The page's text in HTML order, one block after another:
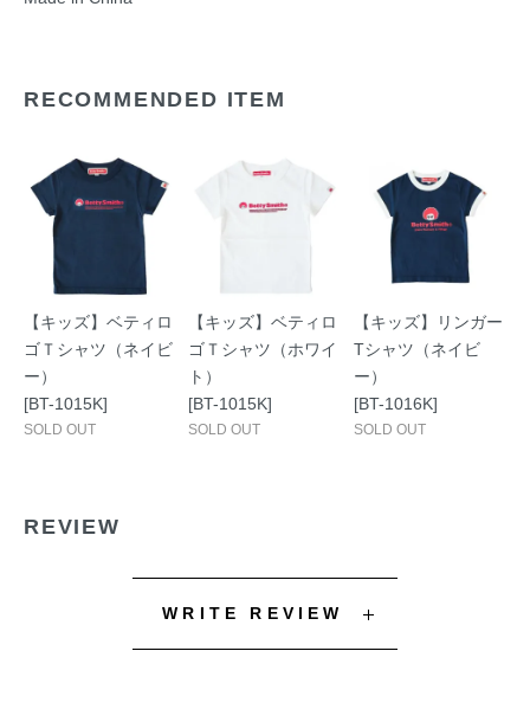
RECOMMENDED ITEM
【キッズ】ベティロ
ゴＴシャツ（ネイビ
ー）
[BT-1015K]
SOLD OUT
【キッズ】ベティロ
ゴＴシャツ（ホワイ
ト）
[BT-1015K]
SOLD OUT
【キッズ】リンガー
Tシャツ（ネイビ
ー）
[BT-1016K]
SOLD OUT
REVIEW
WRITE REVIEW